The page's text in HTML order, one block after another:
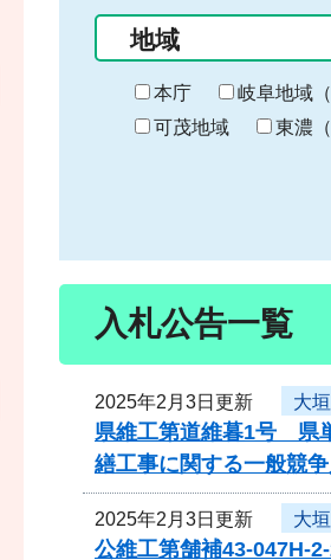
の
始
ま
り
地域
本庁 岐阜地域
可茂地域
東濃
入札公告一覧
2025年2月3日更新 大
県維工第道維暮1号 県
繕工事に関する一般競
2025年2月3日更新 大
公維工第舗補43-047H-